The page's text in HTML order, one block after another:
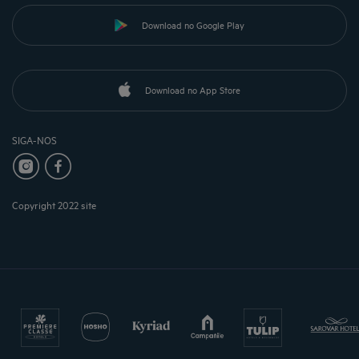
Download no Google Play
Download no App Store
SIGA-NOS
Copyright 2022 site